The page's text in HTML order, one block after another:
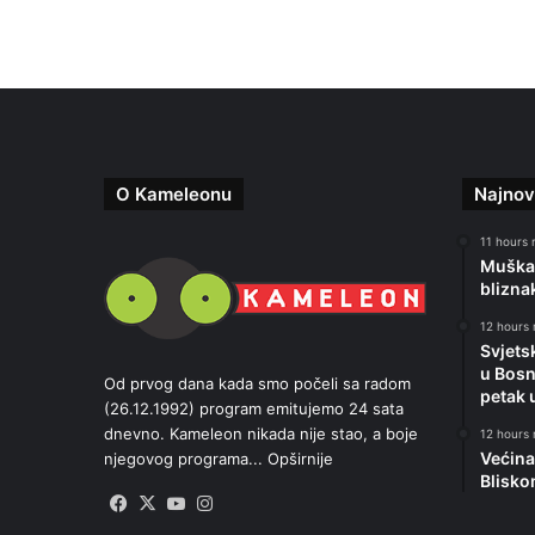
O Kameleonu
Od prvog dana kada smo počeli sa radom
(26.12.1992) program emitujemo 24 sata
dnevno. Kameleon nikada nije stao, a boje
njegovog programa... Opširnije
Facebook
X YouTube
11 hours
12 hours
u
petak
12 hours